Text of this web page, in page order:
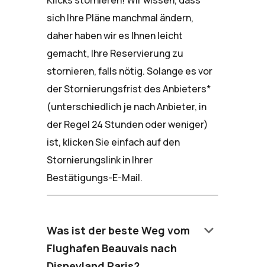
sich Ihre Pläne manchmal ändern,
daher haben wir es Ihnen leicht
gemacht, Ihre Reservierung zu
stornieren, falls nötig. Solange es vor
der Stornierungsfrist des Anbieters*
(unterschiedlich je nach Anbieter, in
der Regel 24 Stunden oder weniger)
ist, klicken Sie einfach auf den
Stornierungslink in Ihrer
Bestätigungs-E-Mail.
Was ist der beste Weg vom
Flughafen Beauvais nach
keyboard_arrow_down